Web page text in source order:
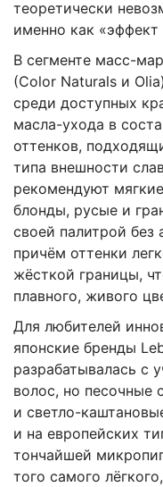
теоретически
именно как
В сегменте масс-
(Color Naturals и
среди доступных
масла-ухода в
оттенков,
типа внешности
рекомендуют
блонды, русые и
своей палитрой
причём оттенки
жёсткой границы,
плавного, живого
Для любителей
японские бренды
разрабатывалась с
волос, но песочные
и светло-
и на европейских
тончайшей
того самого